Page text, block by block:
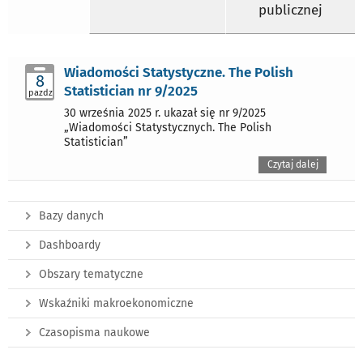
publicznej
8
pazdz
Wiadomości Statystyczne. The Polish
Statistician nr 9/2025
30 września 2025 r. ukazał się nr 9/2025
„Wiadomości Statystycznych. The Polish
Statistician”
Czytaj dalej
Bazy danych
Dashboardy
Obszary tematyczne
Wskaźniki makroekonomiczne
Czasopisma naukowe